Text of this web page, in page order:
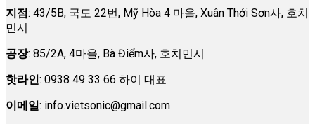
지점: 43/5B, 국도 22번, Mỹ Hòa 4 마을, Xuân Thới Sơn사, 호치
민시
공장: 85/2A, 4마을, Bà Điểm사, 호치민시
핫라인: 0938 49 33 66 하이 대표
이메일: info.vietsonic@gmail.com